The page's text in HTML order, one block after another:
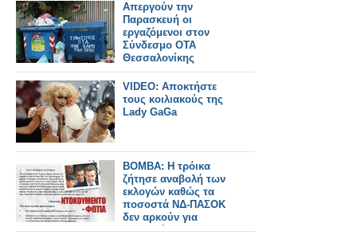
Απεργούν την
Παρασκευή οι
εργαζόμενοι στον
Σύνδεσμο ΟΤΑ
Θεσσαλονίκης
VIDEO: Αποκτήστε
τους κοιλιακούς της
Lady GaGa
ΒΟΜΒΑ: Η τρόικα
ζήτησε αναβολή των
εκλογών καθώς τα
ποσοστά ΝΔ-ΠΑΣΟΚ
δεν αρκούν για
συγκυβέρνηση!